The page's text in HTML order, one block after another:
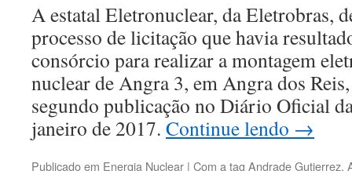
A estatal Eletronuclear, da Eletrobras,
processo de licitação que havia
consórcio para realizar a montagem
nuclear de Angra 3, em Angra dos
segundo publicação no Diário Oficial
janeiro de 2017. Continue lendo →
Publicado em Energia Nuclear | Com a tag Andrade Gutierrez,